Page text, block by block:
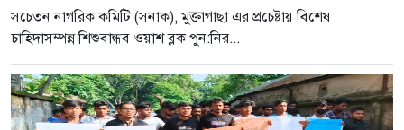
সচেতন নাগরিক কমিটি (সনাক), মুক্তাগাছা এর প্রচেষ্টায় বিশেষ
চাহিদাসম্পন্ন শিশুবান্ধব ওয়াশ ব্লক পুন:নির...